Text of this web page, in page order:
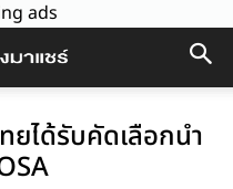
ads
ยได้รับคัดเลือกนำ